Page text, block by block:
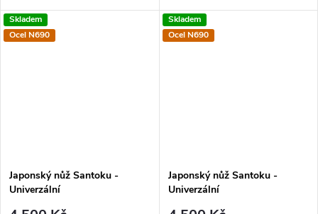
zeleninu i ryby a dokáže
nahradit hned několik
kuchyňských nožů najednou.
zeleninu i ryby a dokáže
nahradit hned několik
kuchyňských nožů najednou.
Skladem
Ocel N690
Japonský nůž Santoku -
Univerzální
Skladem
Ocel N690
Japonský nůž Santoku -
Univerzální